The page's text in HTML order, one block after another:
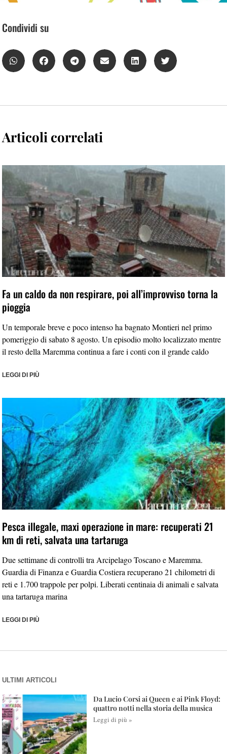
Condividi su
Articoli correlati
Fa un caldo da non respirare, poi all’improvviso torna la
pioggia
Un temporale breve e poco intenso ha bagnato Montieri nel primo
pomeriggio di sabato 8 agosto. Un episodio molto localizzato mentre
il resto della Maremma continua a fare i conti con il grande caldo
LEGGI DI PIÙ
Pesca illegale, maxi operazione in mare: recuperati 21
km di reti, salvata una tartaruga
Due settimane di controlli tra Arcipelago Toscano e Maremma.
Guardia di Finanza e Guardia Costiera recuperano 21 chilometri di
reti e 1.700 trappole per polpi. Liberati centinaia di animali e salvata
una tartaruga marina
LEGGI DI PIÙ
ULTIMI ARTICOLI
Da Lucio Corsi ai Queen e ai Pink Floyd:
quattro notti nella storia della musica
Leggi di più »